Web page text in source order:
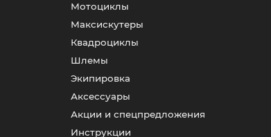
Мотоциклы
Максискутеры
Квадроциклы
Шлемы
Экипировка
Аксессуары
Акции и спецпредложения
Инструкции